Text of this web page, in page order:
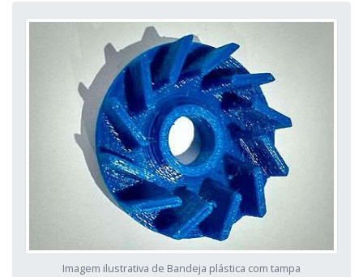
Imagem ilustrativa de Bandeja plástica com tampa